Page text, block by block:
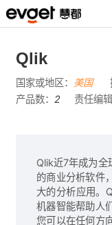
Qlik
国家或地区： 美国
产品数： 2 责任编辑
Qlik近7年成为全
的商业分析软件
大的分析应用。
机器智能帮助人
您可以在任何方